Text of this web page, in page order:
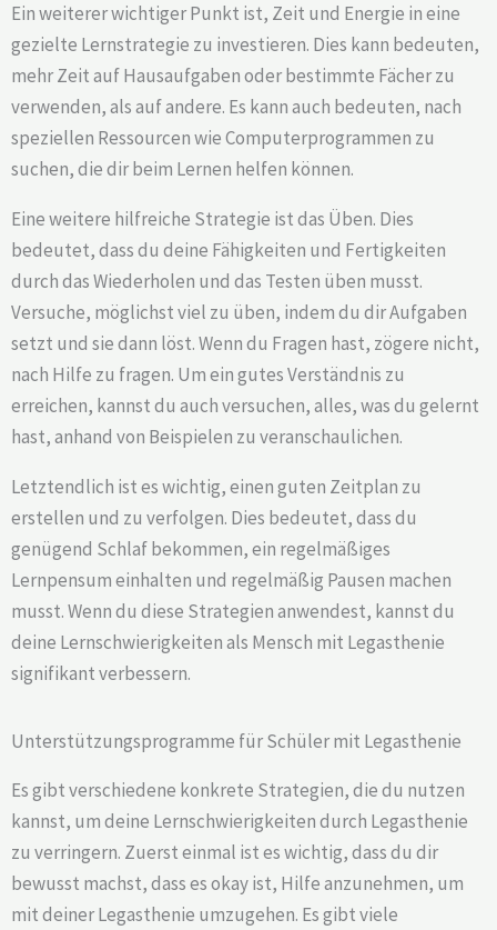
Ein weiterer wichtiger Punkt ist, Zeit und Energie in eine
gezielte Lernstrategie zu investieren. Dies kann bedeuten,
mehr Zeit auf Hausaufgaben oder bestimmte Fächer zu
verwenden, als auf andere. Es kann auch bedeuten, nach
speziellen Ressourcen wie Computerprogrammen zu
suchen, die dir beim Lernen helfen können.
Eine weitere hilfreiche Strategie ist das Üben. Dies
bedeutet, dass du deine Fähigkeiten und Fertigkeiten
durch das Wiederholen und das Testen üben musst.
Versuche, möglichst viel zu üben, indem du dir Aufgaben
setzt und sie dann löst. Wenn du Fragen hast, zögere nicht,
nach Hilfe zu fragen. Um ein gutes Verständnis zu
erreichen, kannst du auch versuchen, alles, was du gelernt
hast, anhand von Beispielen zu veranschaulichen.
Letztendlich ist es wichtig, einen guten Zeitplan zu
erstellen und zu verfolgen. Dies bedeutet, dass du
genügend Schlaf bekommen, ein regelmäßiges
Lernpensum einhalten und regelmäßig Pausen machen
musst. Wenn du diese Strategien anwendest, kannst du
deine Lernschwierigkeiten als Mensch mit Legasthenie
signifikant verbessern.
Unterstützungsprogramme für Schüler mit Legasthenie
Es gibt verschiedene konkrete Strategien, die du nutzen
kannst, um deine Lernschwierigkeiten durch Legasthenie
zu verringern. Zuerst einmal ist es wichtig, dass du dir
bewusst machst, dass es okay ist, Hilfe anzunehmen, um
mit deiner Legasthenie umzugehen. Es gibt viele